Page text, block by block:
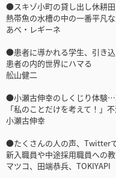
●スキゾ小町の貸し出し休耕田
熱帯魚の水槽の中の一番平凡
あべ・レギーネ
●患者に導かれる学生、引き
患者の内的世界にハマる
舩山健二
●小瀬古伸幸のしくじり体験
「私のことだけを考えて！」
小瀬古伸幸
●たくさんの人の声、Twitter
新入職員や中途採用職員への
マツコ、田端恭兵、TOKIYAPI